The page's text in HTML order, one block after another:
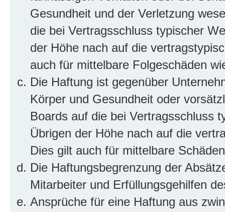
Gesundheit und der Verletzung
die bei Vertragsschluss typischer
der Höhe nach auf die
auch für mittelbare Folgeschäden
Die Haftung ist gegenüber
Körper und Gesundheit oder
Boards auf die bei Vertragsschluss
Übrigen der Höhe nach auf die
Dies gilt auch für mittelbare
Die Haftungsbegrenzung der
Mitarbeiter und Erfüllungsgehilfen
Ansprüche für eine Haftung aus